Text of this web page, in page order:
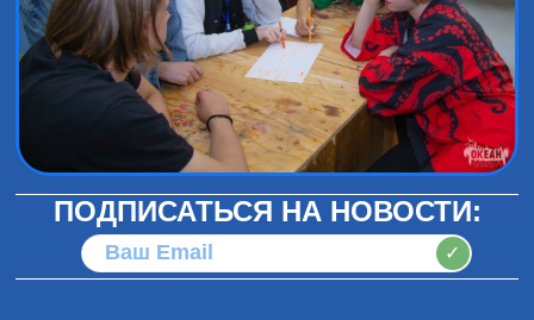
ПОДПИСАТЬСЯ НА НОВОСТИ:
✓